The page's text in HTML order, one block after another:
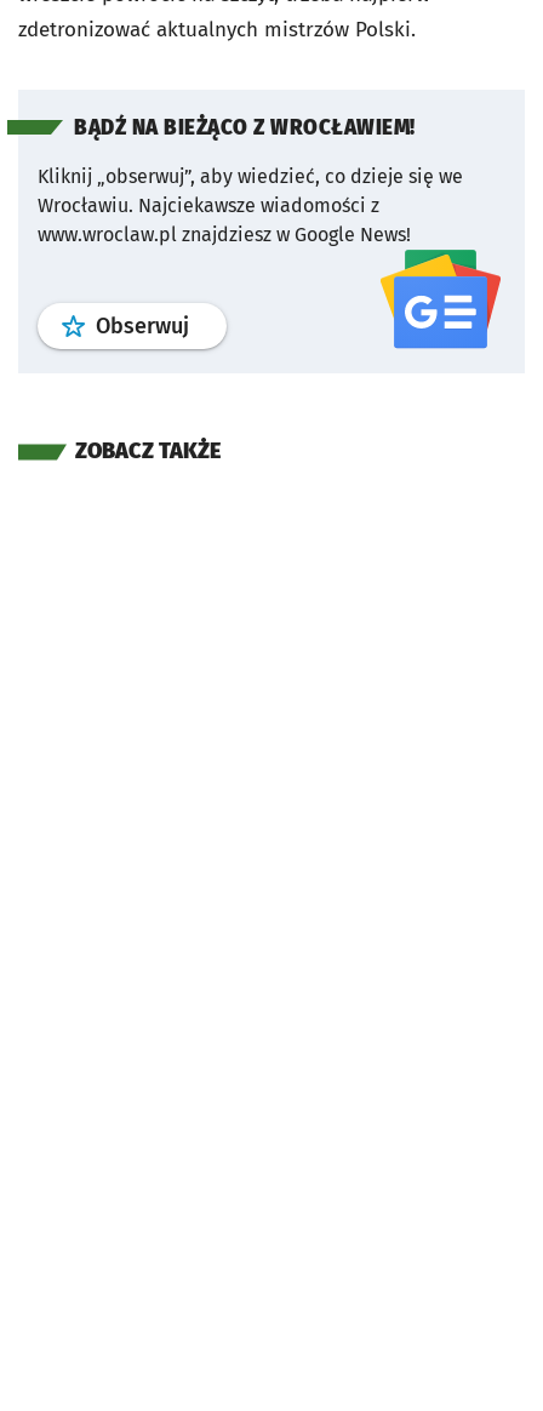
zdetronizować aktualnych mistrzów Polski.
BĄDŹ NA BIEŻĄCO Z WROCŁAWIEM!
Kliknij „obserwuj”, aby wiedzieć, co dzieje się we
Wrocławiu. Najciekawsze wiadomości z
www.wroclaw.pl znajdziesz w Google News!
Obserwuj profil serwisu
ZOBACZ TAKŻE